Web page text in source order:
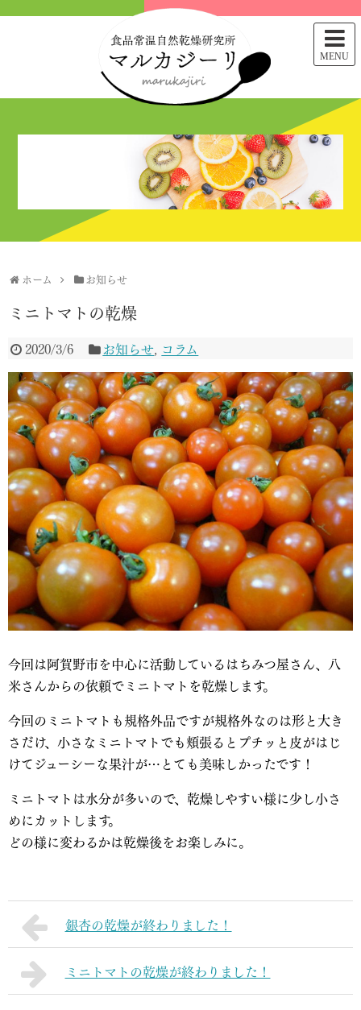
MENU
ホーム お知らせ
ミニトマトの乾燥
2020/3/6 お知らせ, コラム
今回は阿賀野市を中心に活動しているはちみつ屋さん、八
米さんからの依頼でミニトマトを乾燥します。
今回のミニトマトも規格外品ですが規格外なのは形と大き
さだけ、小さなミニトマトでも頬張るとプチッと皮がはじ
けてジューシーな果汁が…とても美味しかったです！
ミニトマトは水分が多いので、乾燥しやすい様に少し小さ
めにカットします。
どの様に変わるかは乾燥後をお楽しみに。
銀杏の乾燥が終わりました！
ミニトマトの乾燥が終わりました！